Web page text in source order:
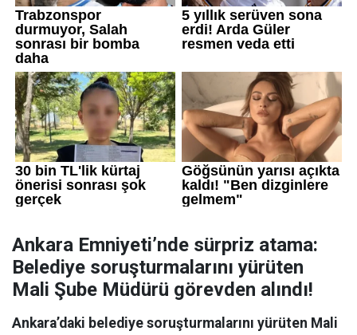
Ankara Emniyeti’nde sürpriz atama:
Belediye soruşturmalarını yürüten
Mali Şube Müdürü görevden alındı!
Ankara’daki belediye soruşturmalarını yürüten Mali